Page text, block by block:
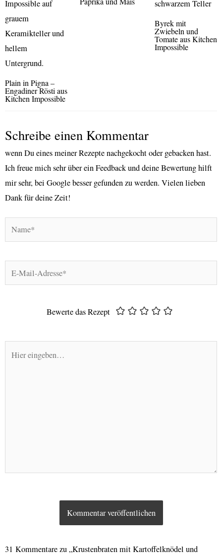
Plain in Pigna –
Engadiner Rösti aus
Kitchen Impossible
Byrek mit
Zwiebeln und
Tomate aus Kitchen
Impossible
Schreibe einen Kommentar
wenn Du eines meiner Rezepte nachgekocht oder gebacken hast.
Ich freue mich sehr über ein Feedback und deine Bewertung hilft
mir sehr, bei Google besser gefunden zu werden. Vielen lieben
Dank für deine Zeit!
Name*
Mail-
Bewerte das Rezept
eingeben…
31 Kommentare zu „Krustenbraten mit Kartoffelknödel und